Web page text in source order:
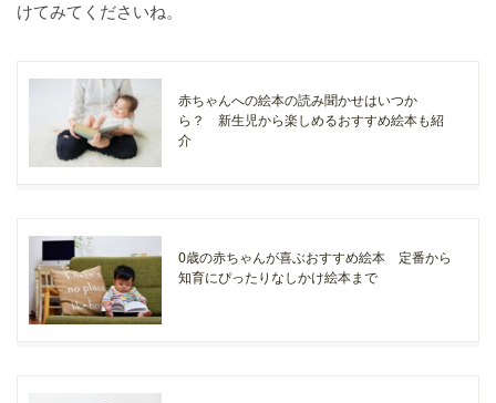
けてみてくださいね。
赤ちゃんへの絵本の読み聞かせはいつか
ら？ 新生児から楽しめるおすすめ絵本も紹
介
0歳の赤ちゃんが喜ぶおすすめ絵本 定番から
知育にぴったりなしかけ絵本まで